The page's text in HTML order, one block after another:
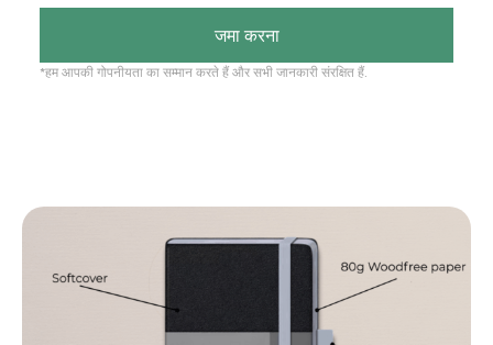
जमा करना
*हम आपकी गोपनीयता का सम्मान करते हैं और सभी जानकारी संरक्षित हैं.